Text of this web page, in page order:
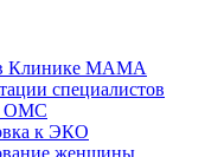
Клинике МАМА
специалистов
ОМС
к ЭКО
женщины